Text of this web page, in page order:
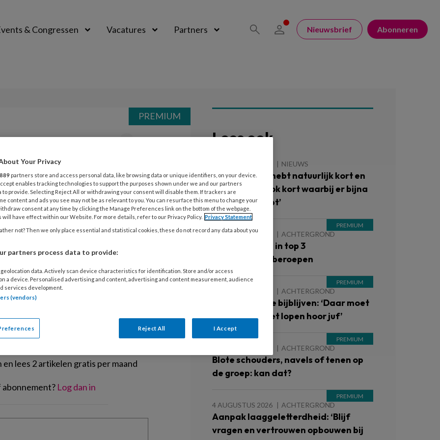
& Congressen Vacatures Partners Nieuwsbrief Abonneren
Opslaan Reacties 0 Delen
over hun locaties, hun team
is locatiemanager bij
Amstelveen en Amsterdam. Haar
vier verticale groepen.
lezen?
lees 2 artikelen gratis per maand
Log dan in
PREMIUM
Lees ook
NIEUWS
KOTcast – ‘Je hebt natuurlijk kort en
kort, je hebt ook kort waarbij er bijna
een bil uitfloept’
7 AUGUSTUS 2026 ACHTERGROND
Kinderopvang in top 3
ziekteverzuimberoepen
ACHTERGROND
Kinderen die je bijblijven: ‘Daar moet
je ’s avonds niet lopen hoor juf’
ACHTERGROND
Blote schouders, navels of tenen op
de groep: kan dat?
4 AUGUSTUS 2026 ACHTERGROND
Aanpak laaggeletterdheid: ‘Blijf
vragen en vertrouwen opbouwen bij
Your Privacy
889 partners store and access personal data, like browsing data or unique identifiers, on your device.
enables tracking technologies to support the purposes shown under we and our partners
to provide. Selecting Reject All or withdrawing your consent will disable them. If trackers are
content and ads you see may not be as relevant to you. You can resurface this menu to change your
consent at any time by clicking the Manage Preferences link on the bottom of the webpage.
will have effect within our Website. For more details, refer to our Privacy Policy. Privacy Statement
not? Then we only place essential and statistical cookies, these do not record any data about you
partners process data to provide:
data. Actively scan device characteristics for identification. Store and/or access
a device. Personalised advertising and content, advertising and content measurement, audience
services development.
(vendors)
Reject All I Accept